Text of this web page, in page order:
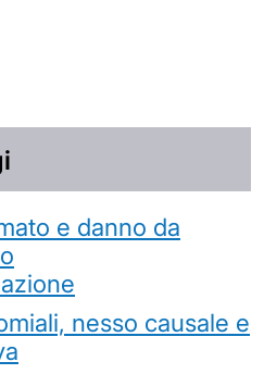
e danno da
nesso causale e